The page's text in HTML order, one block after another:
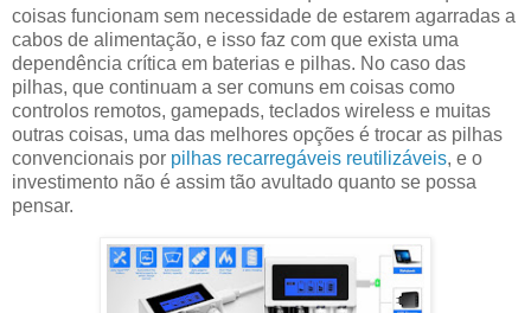
coisas funcionam sem necessidade de estarem agarradas a
cabos de alimentação, e isso faz com que exista uma
dependência crítica em baterias e pilhas. No caso das
pilhas, que continuam a ser comuns em coisas como
controlos remotos, gamepads, teclados wireless e muitas
outras coisas, uma das melhores opções é trocar as pilhas
convencionais por pilhas recarregáveis reutilizáveis, e o
investimento não é assim tão avultado quanto se possa
pensar.